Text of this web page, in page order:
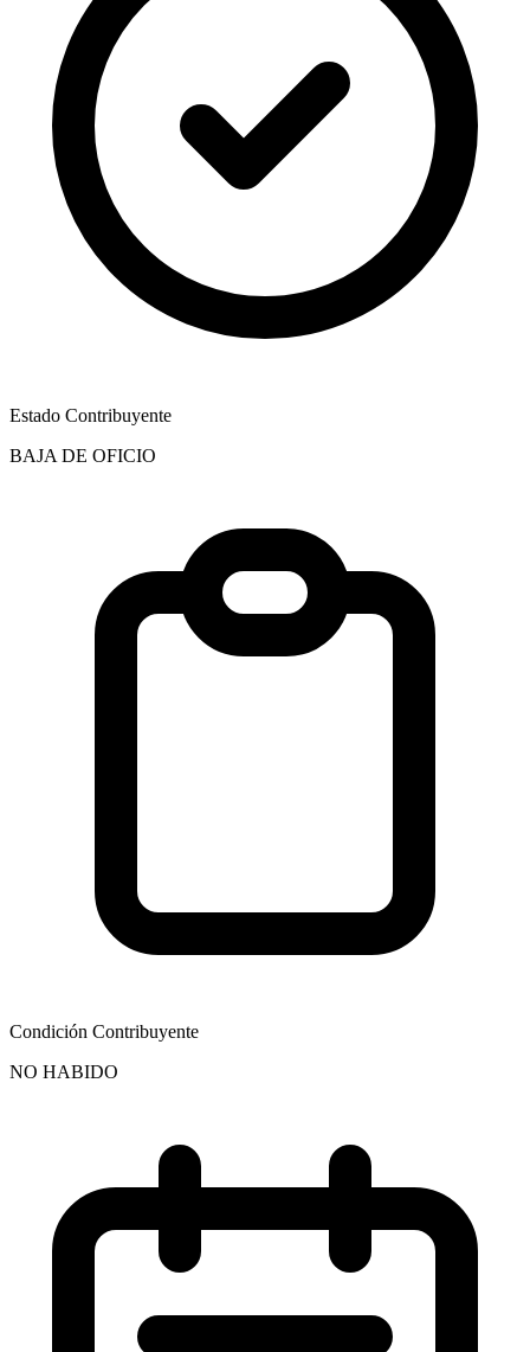
Estado Contribuyente
BAJA DE OFICIO
Condición Contribuyente
NO HABIDO